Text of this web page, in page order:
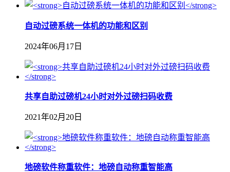
自动过磅系统一体机的功能和区别
2024年06月17日
共享自助过磅机24小时对外过磅扫码收费
2021年02月20日
地磅软件称重软件：地磅自动称重智能高